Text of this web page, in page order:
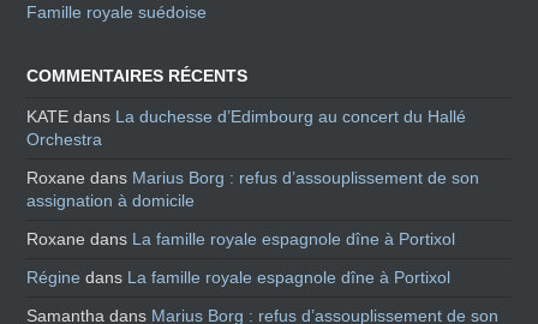
Famille royale suédoise
COMMENTAIRES RÉCENTS
KATE dans La duchesse d’Edimbourg au concert du Hallé
Orchestra
Roxane dans Marius Borg : refus d’assouplissement de son
assignation à domicile
Roxane dans La famille royale espagnole dîne à Portixol
Régine dans La famille royale espagnole dîne à Portixol
Samantha dans Marius Borg : refus d’assouplissement de son